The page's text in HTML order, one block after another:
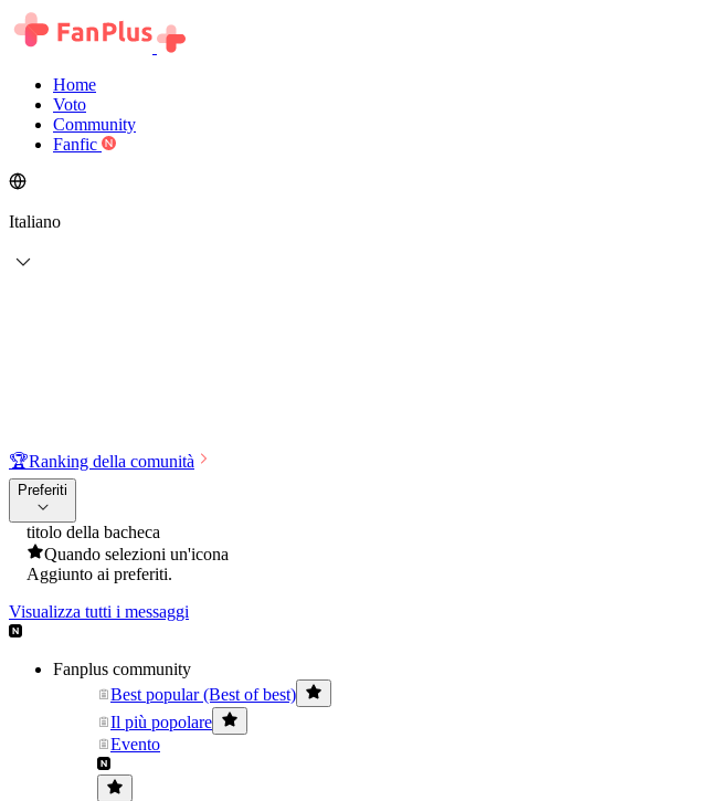
Home
Voto
Community
Fanfic
Italiano
🏆Ranking della comunità
Preferiti
titolo della bacheca
Quando selezioni un'icona
Aggiunto ai preferiti.
Visualizza tutti i messaggi
Fanplus community
Best popular (Best of best)
Il più popolare
Evento